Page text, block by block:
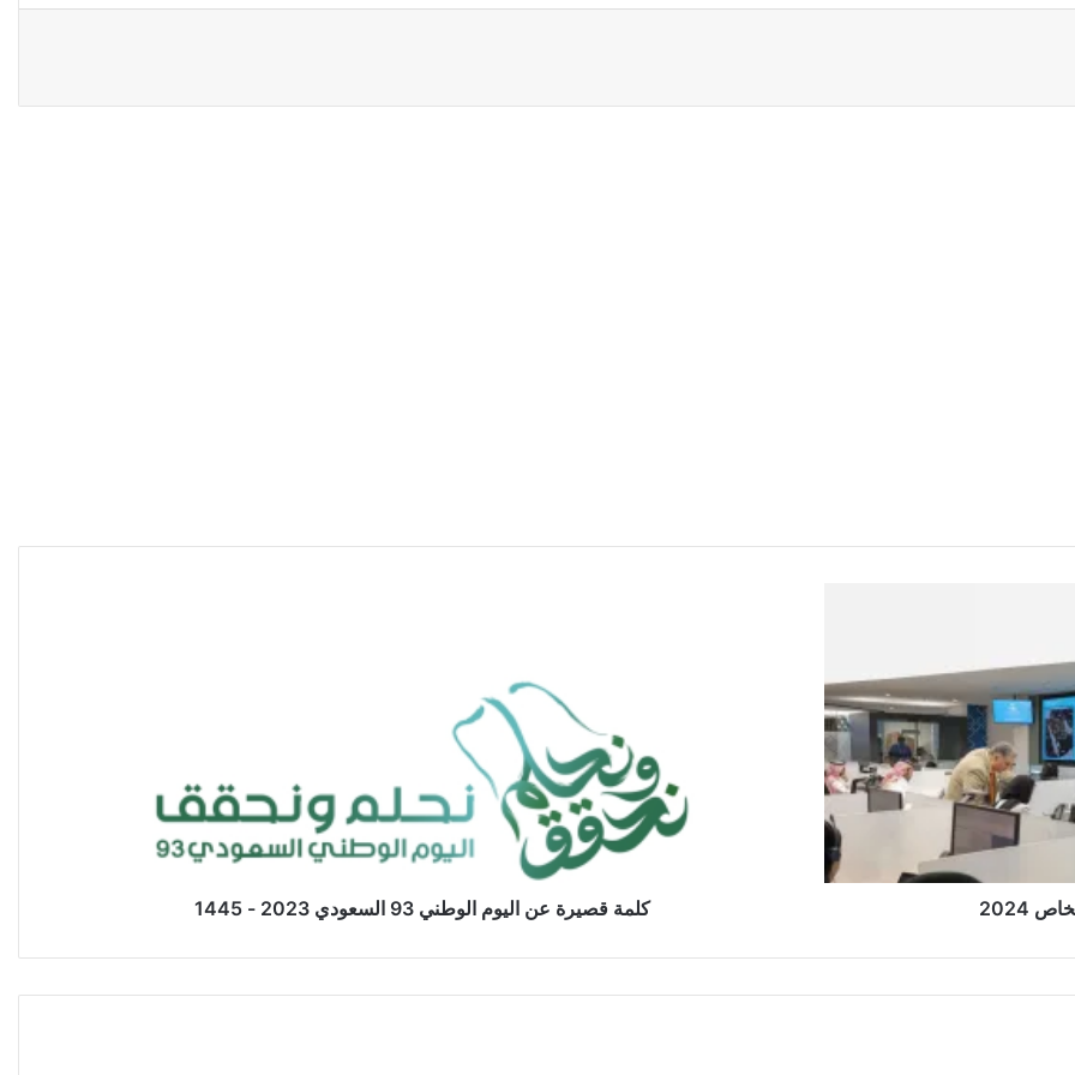
2024 كلمة قصيرة عن اليوم الوطني 93 السعودي 2023 - 1445